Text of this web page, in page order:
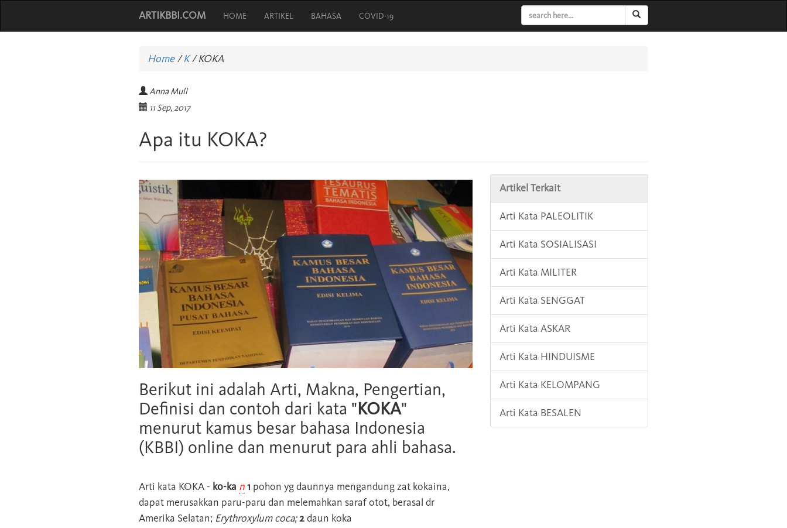
ARTIKBBI.COM HOME ARTIKEL BAHASA COVID-19
Home/K /KOKA
Anna Mull
11 Sep, 2017
Apa itu KOKA?
Berikut ini adalah Arti, Makna, Pengertian,
Definisi dan contoh dari kata "KOKA"
menurut kamus besar bahasa Indonesia
(KBBI) online dan menurut para ahli bahasa.
Arti kata KOKA - ko-ka n1 pohon yg daunnya mengandung zat kokaina,
dapat merusakkan paru-paru dan melemahkan saraf otot, berasal dr
Amerika Selatan; Erythroxylum coca;2daun koka
Artikel Terkait
Arti Kata PALEOLITIK
Arti Kata SOSIALISASI
Arti Kata MILITER
Arti Kata SENGGAT
Arti Kata ASKAR
Arti Kata HINDUISME
Arti Kata KELOMPANG
Arti Kata BESALEN